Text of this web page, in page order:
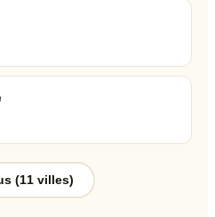
(11 villes)